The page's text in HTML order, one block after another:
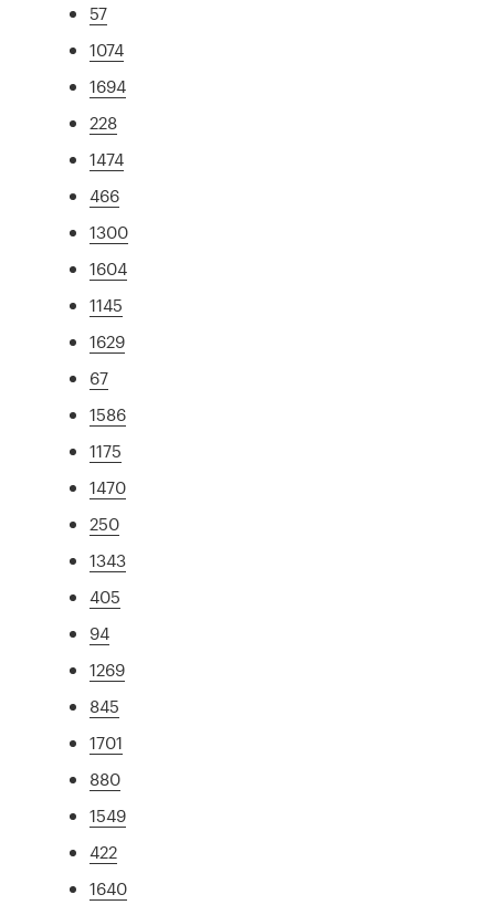
57
1074
1694
228
1474
466
1300
1604
1145
1629
67
1586
1175
1470
250
1343
405
94
1269
845
1701
880
1549
422
1640